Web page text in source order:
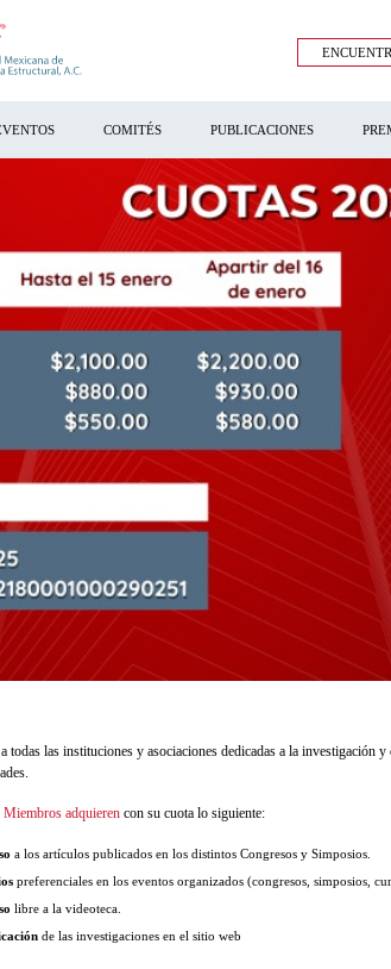
COMITÉS PUBLICACIONES
todas las instituciones y asociaciones dedicadas a la investigación
Miembros adquieren con su cuota lo siguiente:
a los artículos publicados en los distintos Congresos y Simposios.
preferenciales en los eventos organizados (congresos, simposios,
libre a la videoteca.
de las investigaciones en el sitio web